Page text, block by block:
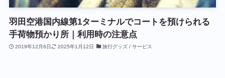
羽田空港国内線第1ターミナルでコートを預けられる
手荷物預かり所｜利用時の注意点
2019年12月6日 2025年1月12日 旅行グッズ / サービス